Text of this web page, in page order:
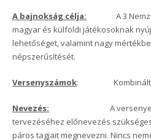
A bajnokság célja: A 3 Nemzet
magyar és külföldi játékosoknak
lehetőséget, valamint nagy
népszerűsítését.
Versenyszámok: Kombinált
Nevezés: A versenyekre a
tervezéséhez előnevezés
páros tagjait megnevezni. Nincs